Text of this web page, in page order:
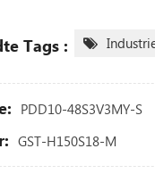
Tags :
PDD10-48S3V3MY-S
GST-H150S18-M